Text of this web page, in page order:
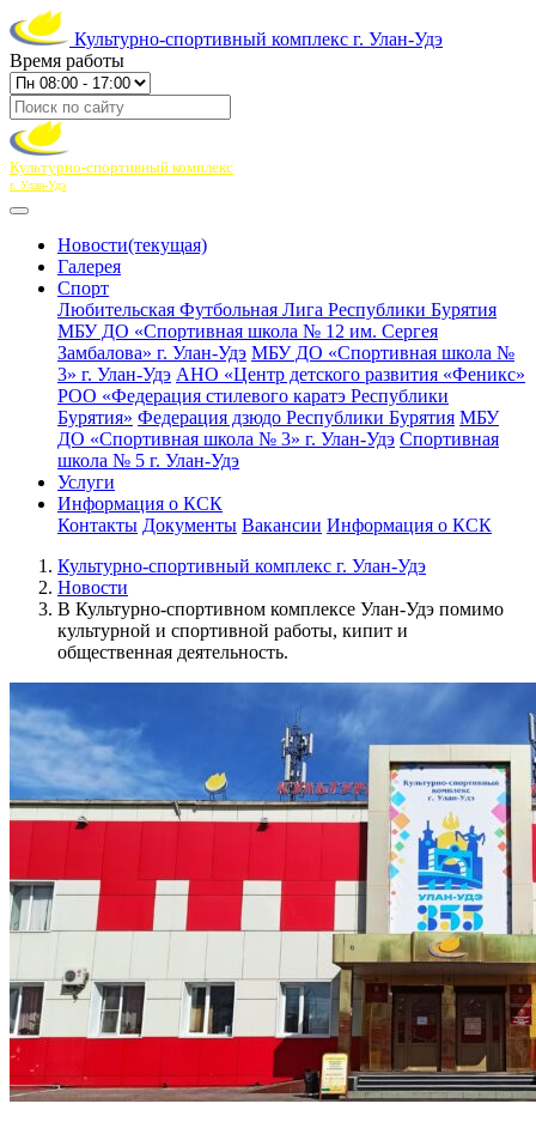
Культурно-спортивный комплекс г. Улан-Удэ
Время работы
Культурно-спортивный комплекс
г. Улан-Удэ
Новости(текущая)
Галерея
Спорт
Любительская Футбольная Лига Республики Бурятия
МБУ ДО «Спортивная школа № 12 им. Сергея
Замбалова» г. Улан-Удэ МБУ ДО «Спортивная школа №
3» г. Улан-Удэ АНО «Центр детского развития «Феникс»
РОО «Федерация стилевого каратэ Республики
Бурятия» Федерация дзюдо Республики Бурятия МБУ
ДО «Спортивная школа № 3» г. Улан-Удэ Спортивная
школа № 5 г. Улан-Удэ
Услуги
Информация о КСК
Контакты Документы Вакансии Информация о КСК
Культурно-спортивный комплекс г. Улан-Удэ
Новости
В Культурно-спортивном комплексе Улан-Удэ помимо
культурной и спортивной работы, кипит и
общественная деятельность.